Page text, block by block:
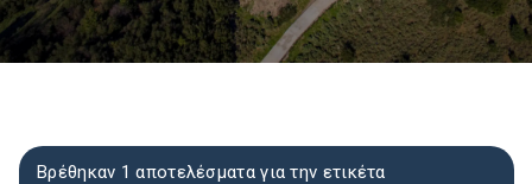
Βρέθηκαν 1 αποτελέσματα για την ετικέτα